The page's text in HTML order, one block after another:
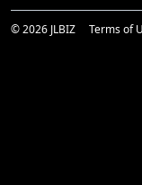
© 2026 JLBIZ Terms of